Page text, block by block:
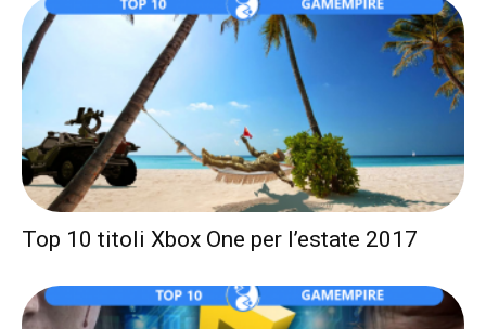
Top 10 titoli Xbox One per l’estate 2017